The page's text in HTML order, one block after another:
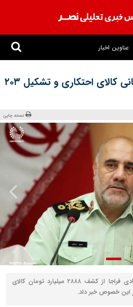
عناوین اخبار
کشف ۲۸۸۸ میلیارد تومانی کالای احتکاری و تشکیل ۲۰۳
نسخه چاپی
نصر: رئیس پلیس امنیت اقتصادی فراجا از کشف ۲۸۸۸ میلیارد تومان کالای